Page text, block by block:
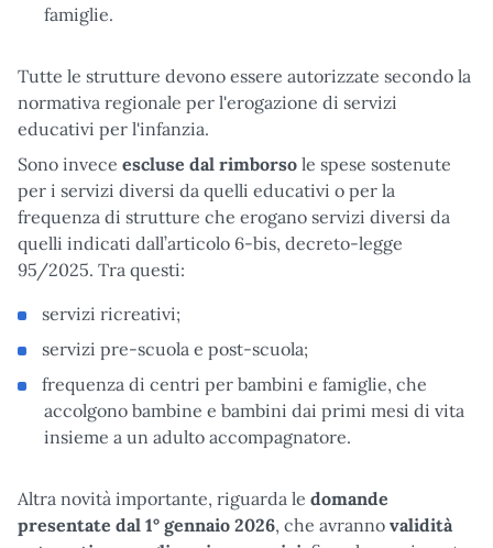
famiglie.
Tutte le strutture devono essere autorizzate secondo la
normativa regionale per l'erogazione di servizi
educativi per l'infanzia.
Sono invece escluse dal rimborso le spese sostenute
per i servizi diversi da quelli educativi o per la
frequenza di strutture che erogano servizi diversi da
quelli indicati dall’articolo 6-bis, decreto-legge
95/2025. Tra questi:
servizi ricreativi;
servizi pre-scuola e post-scuola;
frequenza di centri per bambini e famiglie, che
accolgono bambine e bambini dai primi mesi di vita
insieme a un adulto accompagnatore.
Altra novità importante, riguarda le domande
presentate dal 1° gennaio 2026, che avranno validità